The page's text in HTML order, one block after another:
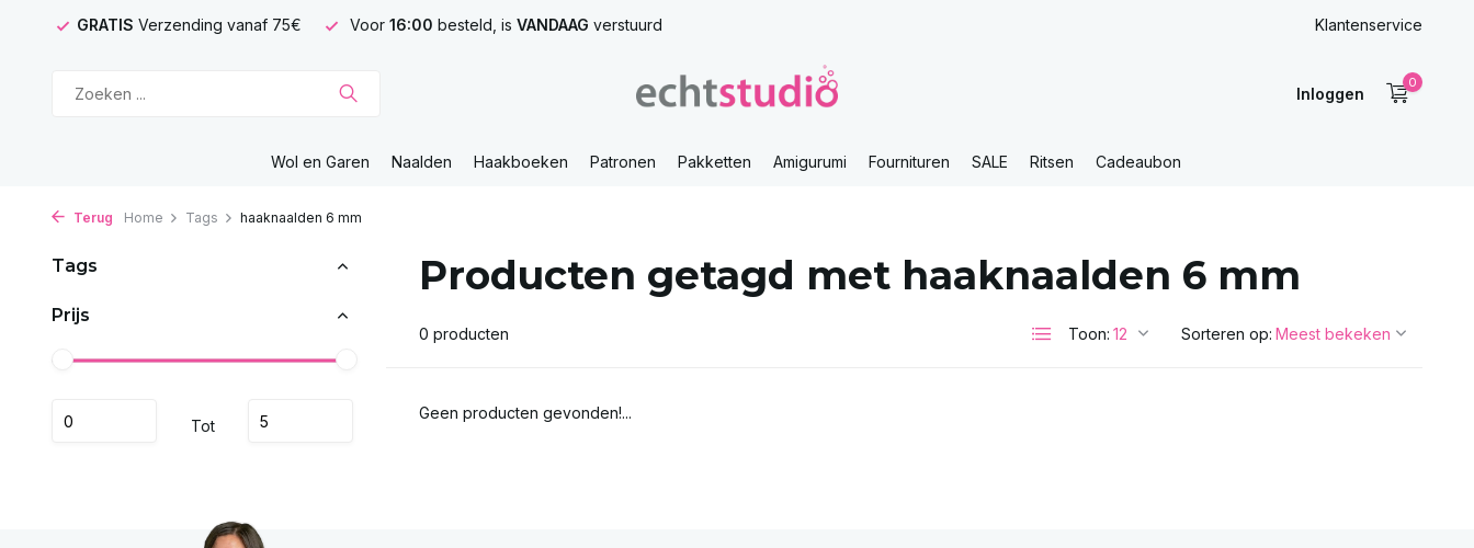
GRATIS Verzending vanaf 75€ Voor 16:00 besteld, is VANDAAG verstuurd Klantenservice
Inloggen
0
Wol en Garen Naalden Haakboeken Patronen Pakketten Amigurumi Fournituren SALE Ritsen Cadeaubon
Terug Home Tags haaknaalden 6 mm
Tags
Prijs
Tot
Producten getagd met haaknaalden 6 mm
0 producten Toon: Sorteren op:
Geen producten gevonden!...